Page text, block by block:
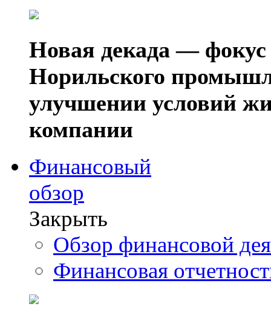
Новая декада — фокус
Норильского
улучшении условий
компании
Финансовый
обзор
Закрыть
Обзор финансовой
Финансовая